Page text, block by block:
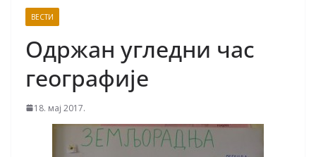
ВЕСТИ
Одржан угледни час
географије
18. мај 2017.